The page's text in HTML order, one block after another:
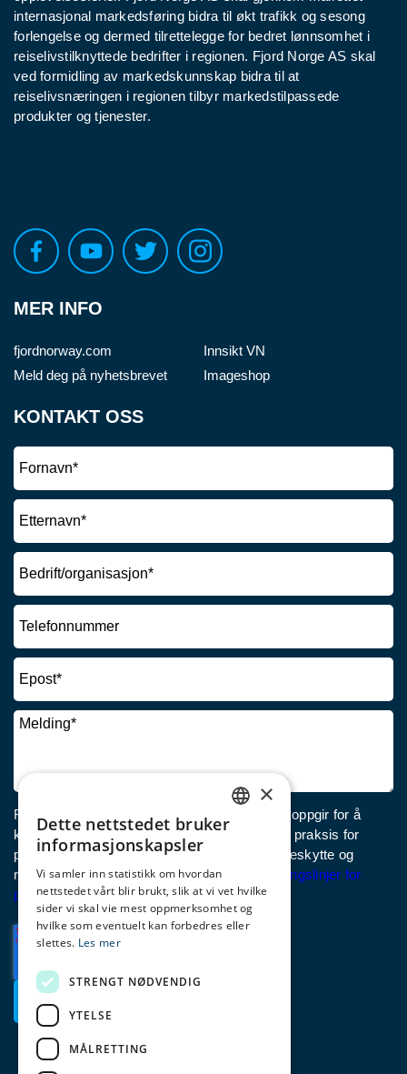
internasjonal markedsføring bidra til økt trafikk og sesong
forlengelse og dermed tilrettelegge for bedret lønnsomhet i
reiselivstilknyttede bedrifter i regionen. Fjord Norge AS skal
ved formidling av markedskunnskap bidra til at
reiselivsnæringen i regionen tilbyr markedstilpassede
produkter og tjenester.
MER INFO
fjordnorway.com
Meld deg på nyhetsbrevet
Innsikt VN
Imageshop
KONTAKT OSS
Fjord Norge trenger kontaktinformasjonen du oppgir for å
kontakte deg om det du spør om. Les om vår praksis for
personvern og hvordan vi forplikter oss til å beskytte og
respektere personvernet ditt, kan du se
Retningslinjer for
personvern.
ENGLISH
GERMAN
×
Dette nettstedet bruker
informasjonskapsler
Vi samler inn statistikk om hvordan
nettstedet vårt blir brukt, slik at vi vet hvilke
sider vi skal vie mest oppmerksomhet og
hvilke som eventuelt kan forbedres eller
slettes. Les mer
STRENGT NØDVENDIG
YTELSE
MÅLRETTING